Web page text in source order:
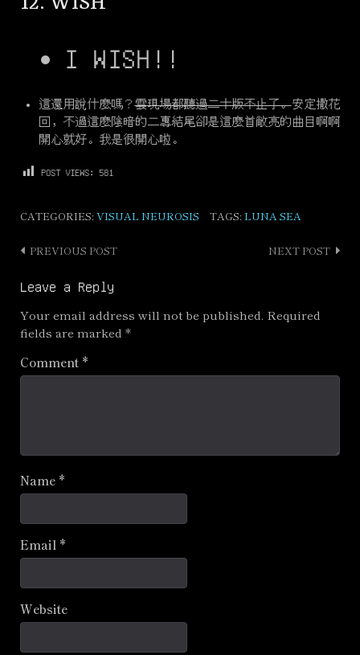
I WISH!!
這還用說什麼嗎？雲現場都聽過二十版不止了。安定撒花
回，不過這麼陰暗的二專結尾卻是這麼首敞亮的曲目啊啊
開心就好。我是很開心啦。
POST VIEWS: 581
CATEGORIES:VISUAL NEUROSIS TAGS:LUNA SEA
Post
PREVIOUS POST NEXT POST
Leave a Reply
Your email address will not be published. Required
fields are marked *
Comment *
Name *
Email *
Website